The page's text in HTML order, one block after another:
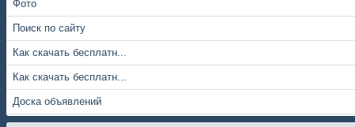
Фото
Поиск по сайту
Как скачать бесплатн...
Как скачать бесплатн...
Доска объявлений